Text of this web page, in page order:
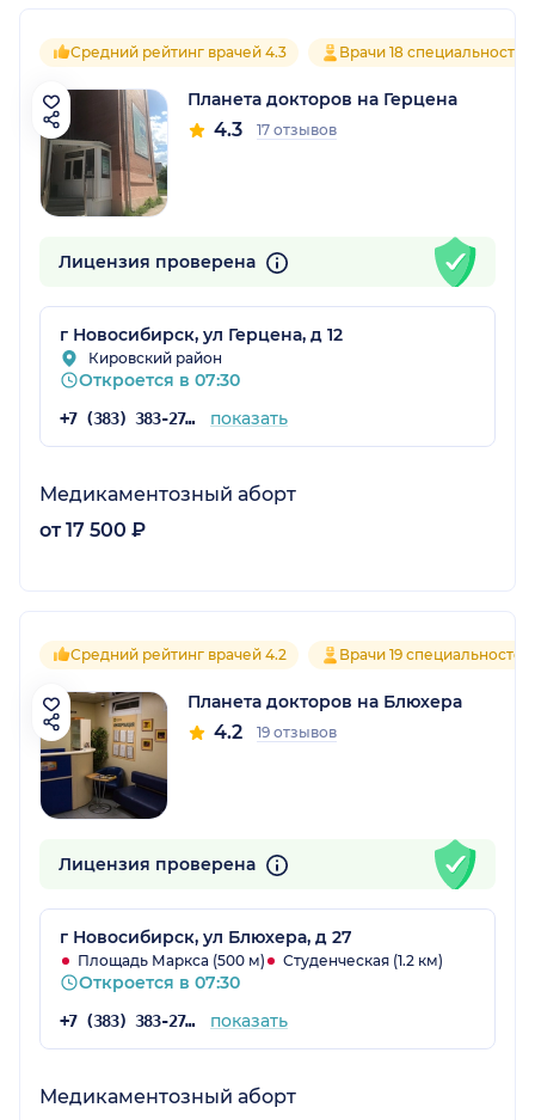
Средний рейтинг врачей 4.3 Врачи 18 специальностей
Планета докторов на Герцена
4.3 17 отзывов
Лицензия проверена
г Новосибирск, ул Герцена, д 12
Кировский район
Откроется в 07:30
+7 (383) 383-27-33 показать
Медикаментозный аборт
от 17 500 ₽
Средний рейтинг врачей 4.2 Врачи 19 специальностей
Планета докторов на Блюхера
4.2 19 отзывов
Лицензия проверена
г Новосибирск, ул Блюхера, д 27
Площадь Маркса (500 м) Студенческая (1.2 км)
Откроется в 07:30
+7 (383) 383-27-33 показать
Медикаментозный аборт